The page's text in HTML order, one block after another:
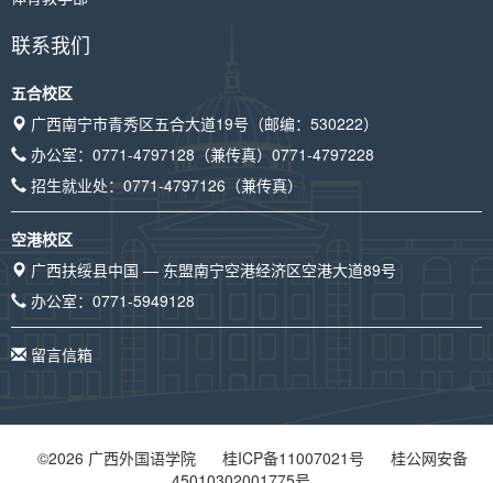
联系我们
五合校区
广西南宁市青秀区五合大道19号（邮编：530222）
办公室： 0771-4797128 （兼传真） 0771-4797228
招生就业处： 0771-4797126 （兼传真）
空港校区
广西扶绥县中国 — 东盟南宁空港经济区空港大道89号
办公室： 0771-5949128
留言信箱
©2026 广西外国语学院 桂ICP备11007021号
桂公网安备